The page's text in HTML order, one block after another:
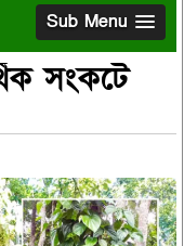
Sub Menu
সংকটে